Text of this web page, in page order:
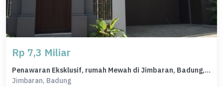
Rp 7,3 Miliar
Penawaran Eksklusif, rumah Mewah di Jimbaran, Badung, LB 173m²
Jimbaran, Badung